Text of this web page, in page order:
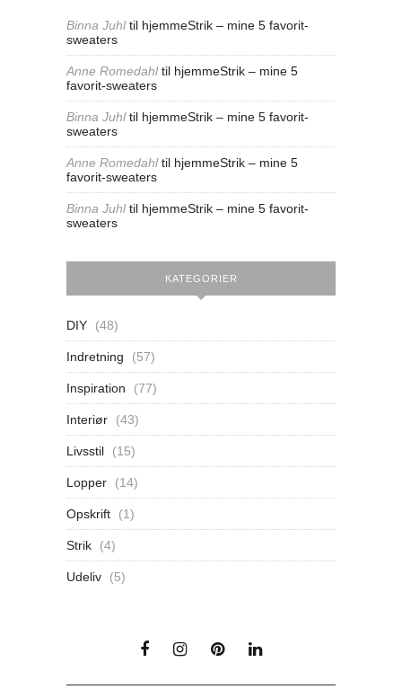
Binna Juhltil hjemmeStrik – mine 5 favorit-
sweaters
Anne Romedahltil hjemmeStrik – mine 5
favorit-sweaters
Binna Juhltil hjemmeStrik – mine 5 favorit-
sweaters
Anne Romedahltil hjemmeStrik – mine 5
favorit-sweaters
Binna Juhltil hjemmeStrik – mine 5 favorit-
sweaters
KATEGORIER
DIY (48)
Indretning (57)
Inspiration (77)
Interiør (43)
Livsstil (15)
Lopper (14)
Opskrift (1)
Strik (4)
Udeliv (5)